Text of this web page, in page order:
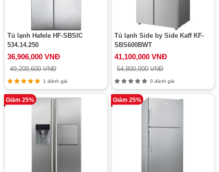
Tủ lạnh Hafele HF-SBSIC
534.14.250
36,906,000 VNĐ
49,209,600 VNĐ
1 đánh giá
Tủ lạnh Side by Side Kaff KF-
SBS600BWT
41,100,000 VNĐ
54,800,000 VNĐ
0 đánh giá
Giảm 25% Giảm 25%